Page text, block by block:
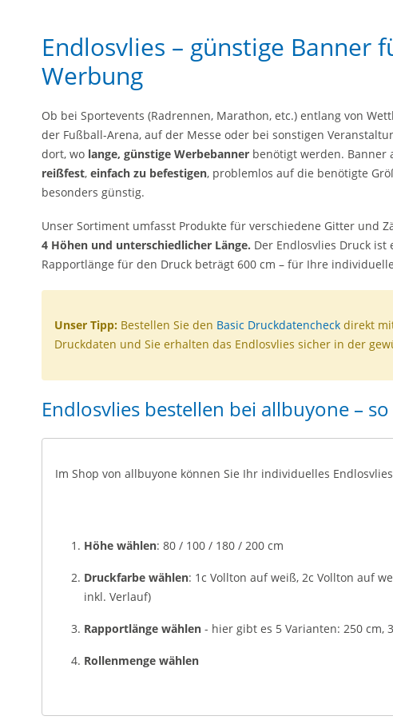
Endlosvlies – günstige Banner
Werbung
Ob bei Sportevents (Radrennen, Marathon, etc.) entlang von
der Fußball-Arena, auf der Messe oder bei sonstigen
dort, wo lange, günstige Werbebanner benötigt werden. Banner
reißfest, einfach zu befestigen, problemlos auf die benötigte
besonders günstig.
Unser Sortiment umfasst Produkte für verschiedene Gitter und
4 Höhen und unterschiedlicher Länge. Der Endlosvlies Druck
Rapportlänge für den Druck beträgt 600 cm – für Ihre
Unser Tipp: Bestellen Sie den Basic Druckdatencheck direkt
Druckdaten und Sie erhalten das Endlosvlies sicher in der
Endlosvlies bestellen bei allbuyone – so
Im Shop von allbuyone können Sie Ihr individuelles
Höhe wählen: 80 / 100 / 180 / 200 cm
Druckfarbe wählen: 1c Vollton auf weiß, 2c Vollton auf
inkl. Verlauf)
Rapportlänge wählen - hier gibt es 5 Varianten: 250 cm,
Rollenmenge wählen